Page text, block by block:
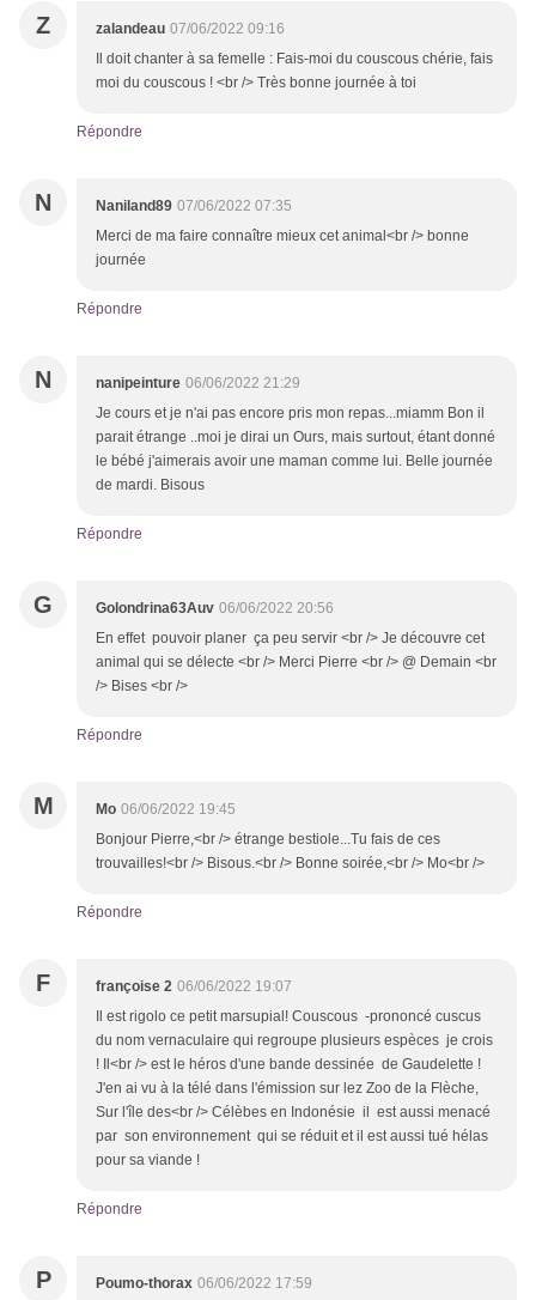
Z zalandeau 07/06/2022 09:16
Il doit chanter à sa femelle : Fais-moi du couscous chérie, fais
moi du couscous ! <br /> Très bonne journée à toi
Répondre
N Naniland89 07/06/2022 07:35
Merci de ma faire connaître mieux cet animal<br /> bonne
journée
Répondre
N nanipeinture 06/06/2022 21:29
Je cours et je n'ai pas encore pris mon repas...miamm Bon il
parait étrange ..moi je dirai un Ours, mais surtout, étant donné
le bébé j'aimerais avoir une maman comme lui. Belle journée
de mardi. Bisous
Répondre
G Golondrina63Auv 06/06/2022 20:56
En effet pouvoir planer ça peu servir <br /> Je découvre cet
animal qui se délecte <br /> Merci Pierre <br /> @ Demain <br
/> Bises <br />
Répondre
M Mo 06/06/2022 19:45
Bonjour Pierre,<br /> étrange bestiole...Tu fais de ces
trouvailles!<br /> Bisous.<br /> Bonne soirée,<br /> Mo<br />
Répondre
F françoise 2 06/06/2022 19:07
Il est rigolo ce petit marsupial! Couscous -prononcé cuscus
du nom vernaculaire qui regroupe plusieurs espèces je crois
! Il<br /> est le héros d'une bande dessinée de Gaudelette !
J'en ai vu à la télé dans l'émission sur lez Zoo de la Flèche,
Sur l'île des<br /> Célèbes en Indonésie il est aussi menacé
par son environnement qui se réduit et il est aussi tué hélas
pour sa viande !
Répondre
P Poumo-thorax 06/06/2022 17:59